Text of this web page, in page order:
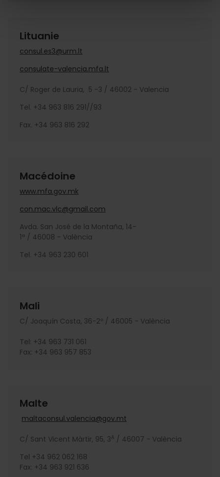
Lituanie
consul.es3@urm.lt
consulate-valencia.mfa.lt
C/ Roger de Lauria, 5 -3 / 46002 - Valencia
Tel. +34 963 816 291//93
Fax. +34 963 816 292
Macédoine
www.mfa.gov.mk
con.mac.vlc@gmail.com
Avda. San José de la Montaña, 14-
1ª / 46008 - València
Tel. +34 963 230 601
Mali
C/ Joaquín Costa, 36-2º / 46005 - València
Tel: +34 963 731 061
Fax: +34 963 957 853
Malte
maltaconsul.valencia@gov.mt
C/ Sant Vicent Màrtir, 95, 3A / 46007 - València
Tel +34 962 062 168
Fax: +34 963 921 636